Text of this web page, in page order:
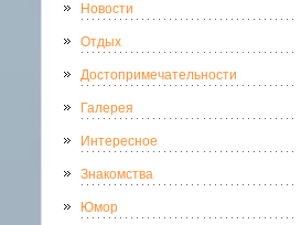
Новости
Отдых
Достопримечательности
Галерея
Интересное
Знакомства
Юмор